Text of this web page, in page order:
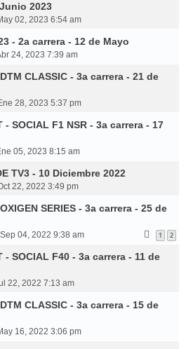
2023
02, 2023 6:54 am
- 2a carrera - 12 de Mayo
24, 2023 7:39 am
CLASSIC - 3a carrera - 21 de
28, 2023 5:37 pm
- SOCIAL F1 NSR - 3a carrera - 17
05, 2023 8:15 am
TV3 - 10 Diciembre 2022
22, 2022 3:49 pm
SERIES - 3a carrera - 25 de
04, 2022 9:38 am 1 2
- SOCIAL F40 - 3a carrera - 11 de
22, 2022 7:13 am
CLASSIC - 3a carrera - 15 de
16, 2022 3:06 pm